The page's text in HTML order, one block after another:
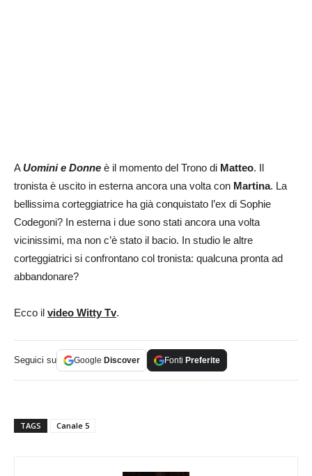
AUomini e Donne è il momento del Trono di Matteo. Il
tronista è uscito in esterna ancora una volta con Martina. La
bellissima corteggiatrice ha già conquistato l’ex di Sophie
Codegoni? In esterna i due sono stati ancora una volta
vicinissimi, ma non c’è stato il bacio. In studio le altre
corteggiatrici si confrontano col tronista: qualcuna pronta ad
abbandonare?
Ecco il video Witty Tv.
Seguici su Google Discover Fonti Preferite
TAGS Canale 5